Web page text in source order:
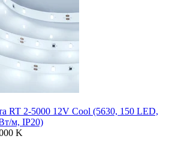
RT 2-5000 12V Cool (5630, 150 LED,
м, IP20)
K